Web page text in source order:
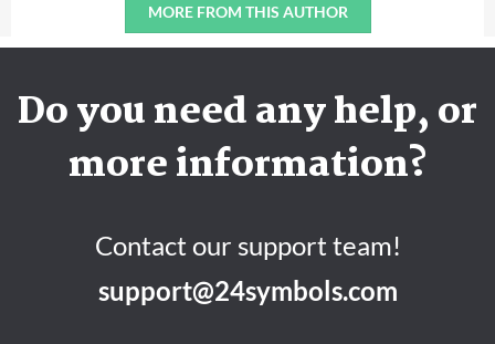
MORE FROM THIS AUTHOR
Do you need any help, or
more information?
Contact our support team!
support@24symbols.com